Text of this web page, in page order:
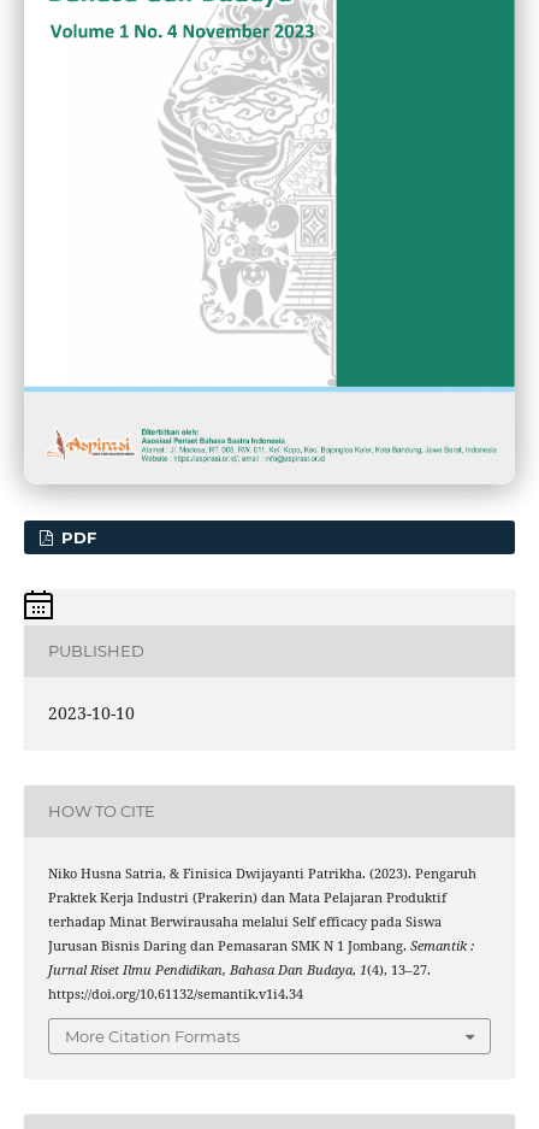
PDF
PUBLISHED
2023-10-10
HOW TO CITE
Niko Husna Satria, & Finisica Dwijayanti Patrikha. (2023). Pengaruh
Praktek Kerja Industri (Prakerin) dan Mata Pelajaran Produktif
terhadap Minat Berwirausaha melalui Self efficacy pada Siswa
Jurusan Bisnis Daring dan Pemasaran SMK N 1 Jombang. Semantik :
Jurnal Riset Ilmu Pendidikan, Bahasa Dan Budaya, 1(4), 13–27.
https://doi.org/10.61132/semantik.v1i4.34
More Citation Formats